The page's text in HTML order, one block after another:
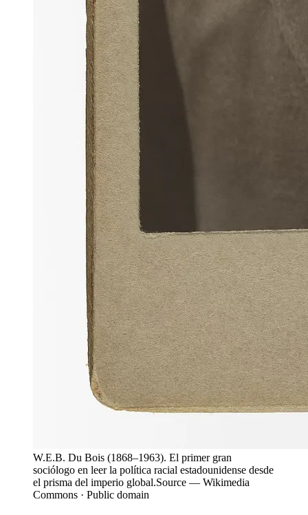
W.E.B. Du Bois (1868–1963). El primer gran
sociólogo en leer la política racial estadounidense desde
el prisma del imperio global.Source — Wikimedia
Commons · Public domain